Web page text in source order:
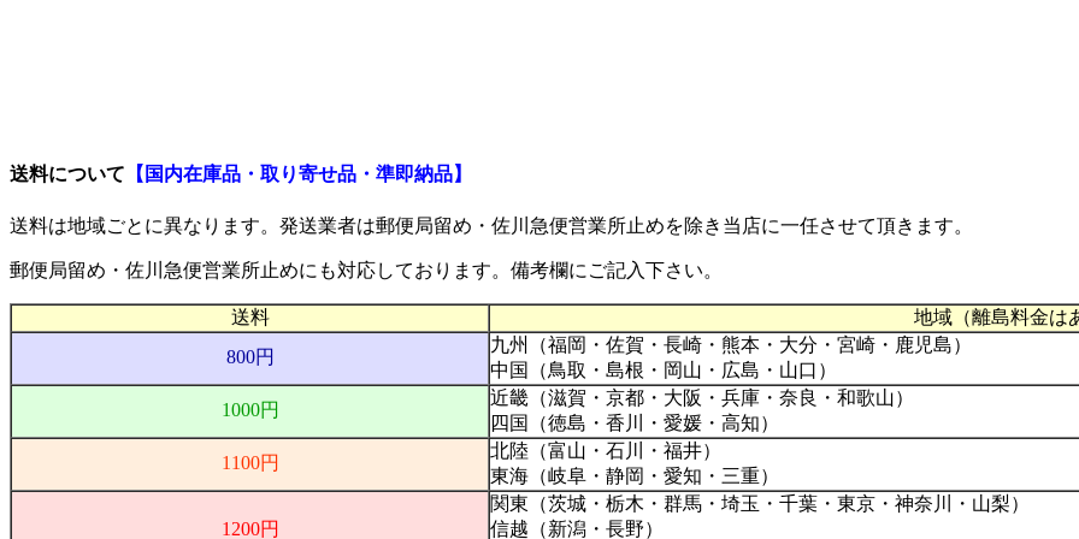
送料について 【国内在庫品・取り寄せ品・準即納品】
送料は地域ごとに異なります。発送業者は郵便局留め・佐川急便営業所止めを除き当店に一任させて頂きます。
郵便局留め・佐川急便営業所止めにも対応しております。備考欄にご記入下さい。
送料
地域（離島料金は
800円
九州（福岡・佐賀・長崎・熊本・大分・宮崎・鹿児島）
中国（鳥取・島根・岡山・広島・山口）
1000円
近畿（滋賀・京都・大阪・兵庫・奈良・和歌山）
四国（徳島・香川・愛媛・高知）
1100円
北陸（富山・石川・福井）
東海（岐阜・静岡・愛知・三重）
1200円
関東（茨城・栃木・群馬・埼玉・千葉・東京・神奈川・山梨）
信越（新潟・長野）